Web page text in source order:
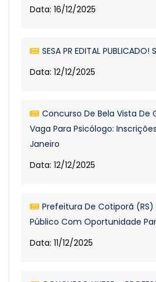
Data: 16/12/2025
SESA PR EDITAL PUBLICADO!
Data: 12/12/2025
Concurso De Bela Vista De
Vaga Para Psicólogo:
Janeiro
Data: 12/12/2025
Prefeitura De Cotiporã
Público Com Oportunidade
Data: 11/12/2025